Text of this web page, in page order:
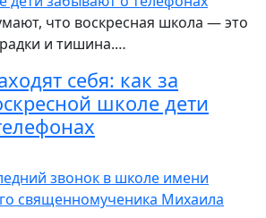
что воскресная школа — это
и тишина.…
себя: как за
школе дети